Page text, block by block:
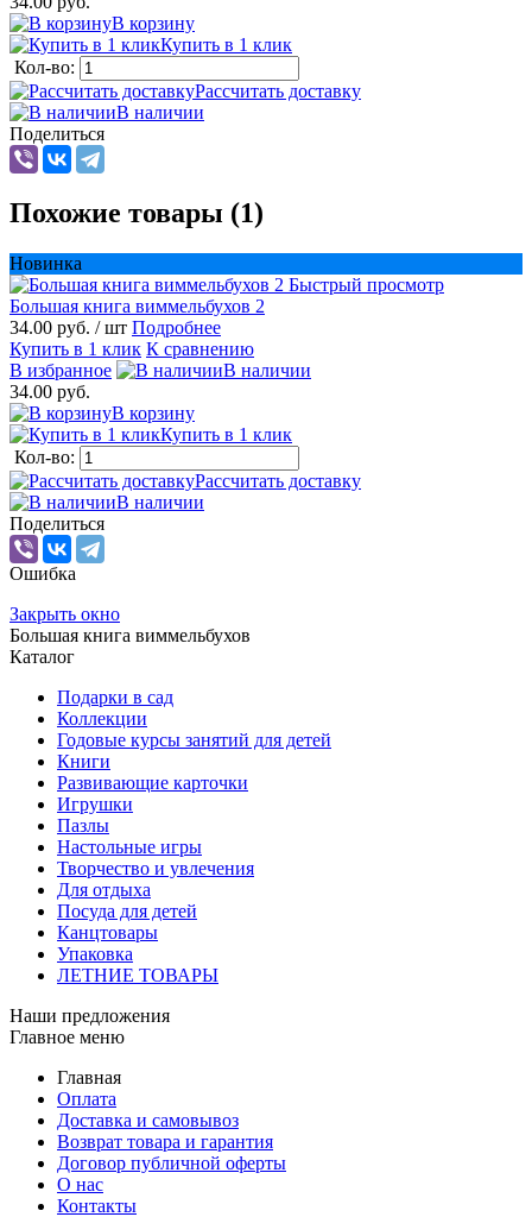
В корзину
Купить в 1 клик
Кол-во:
Рассчитать доставку
В наличии
Поделиться
Похожие товары (1)
Новинка
Быстрый просмотр
Большая книга виммельбухов 2
34.00 руб. / шт Подробнее
Купить в 1 клик К сравнению
В избранное
В наличии
34.00 руб.
В корзину
Купить в 1 клик
Кол-во:
Рассчитать доставку
В наличии
Поделиться
Ошибка
Закрыть окно
Большая книга виммельбухов
Каталог
Подарки в сад
Коллекции
Годовые курсы занятий для детей
Книги
Развивающие карточки
Игрушки
Пазлы
Настольные игры
Творчество и увлечения
Для отдыха
Посуда для детей
Канцтовары
Упаковка
ЛЕТНИЕ ТОВАРЫ
Наши предложения
Главное меню
Главная
Оплата
Доставка и самовывоз
Возврат товара и гарантия
Договор публичной оферты
О нас
Контакты